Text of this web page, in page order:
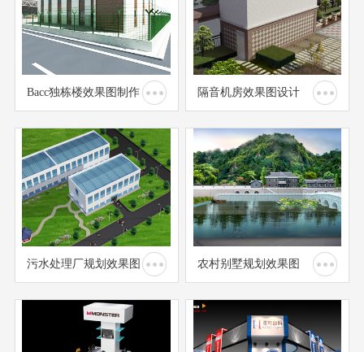
Bacc独栋楼效果图制作 隔音机房效果图设计
污水处理厂规划效果图 农村别墅规划效果图